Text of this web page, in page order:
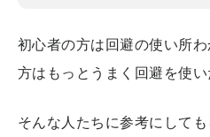
初心者の方は回避の使い所
方はもっとうまく回避を使い
そんな人たちに参考にしても